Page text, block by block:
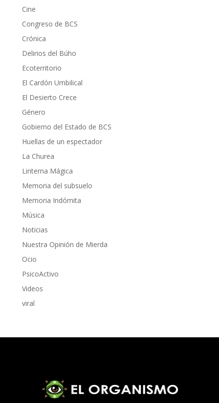
Cine
Congreso de BCS
Crónica
Delirios del Búho
Ecoterritorio
El Cardón Umbilical
El Desierto Crece
Género
Gobierno del Estado de BCS
Huellas de un espectador
La Churea
Linterna Mágica
Memoria del subsuelo
Memoria Indómita
Música
Noticias
Nuestra Opinión de Mierda
Ocio
PsicoActivo
Videos
viral